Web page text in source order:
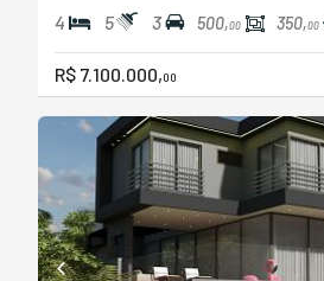
4 5 3 500,00 350,00
R$ 7.100.000,00